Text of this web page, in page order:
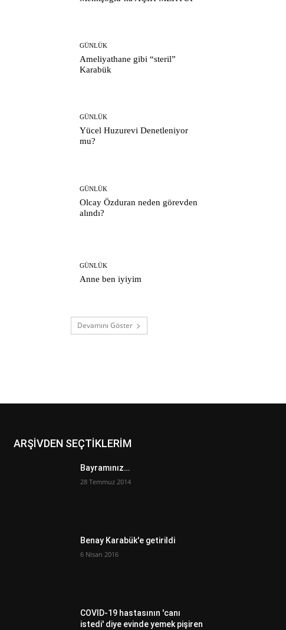
GÜNLÜK
Ameliyathane gibi “steril”
Karabük
GÜNLÜK
Yücel Huzurevi Denetleniyor
mu?
GÜNLÜK
Olcay Özduran neden görevden
alındı?
GÜNLÜK
Anne ben iyiyim
Devamını Göster
ARŞİVDEN SEÇTİKLERİM
Bayramınız…
28 Temmuz 2014
Benay Karabük'e getirildi
6 Nisan 2016
COVID-19 hastasının 'canı
istedi' diye evinde yemek pişiren